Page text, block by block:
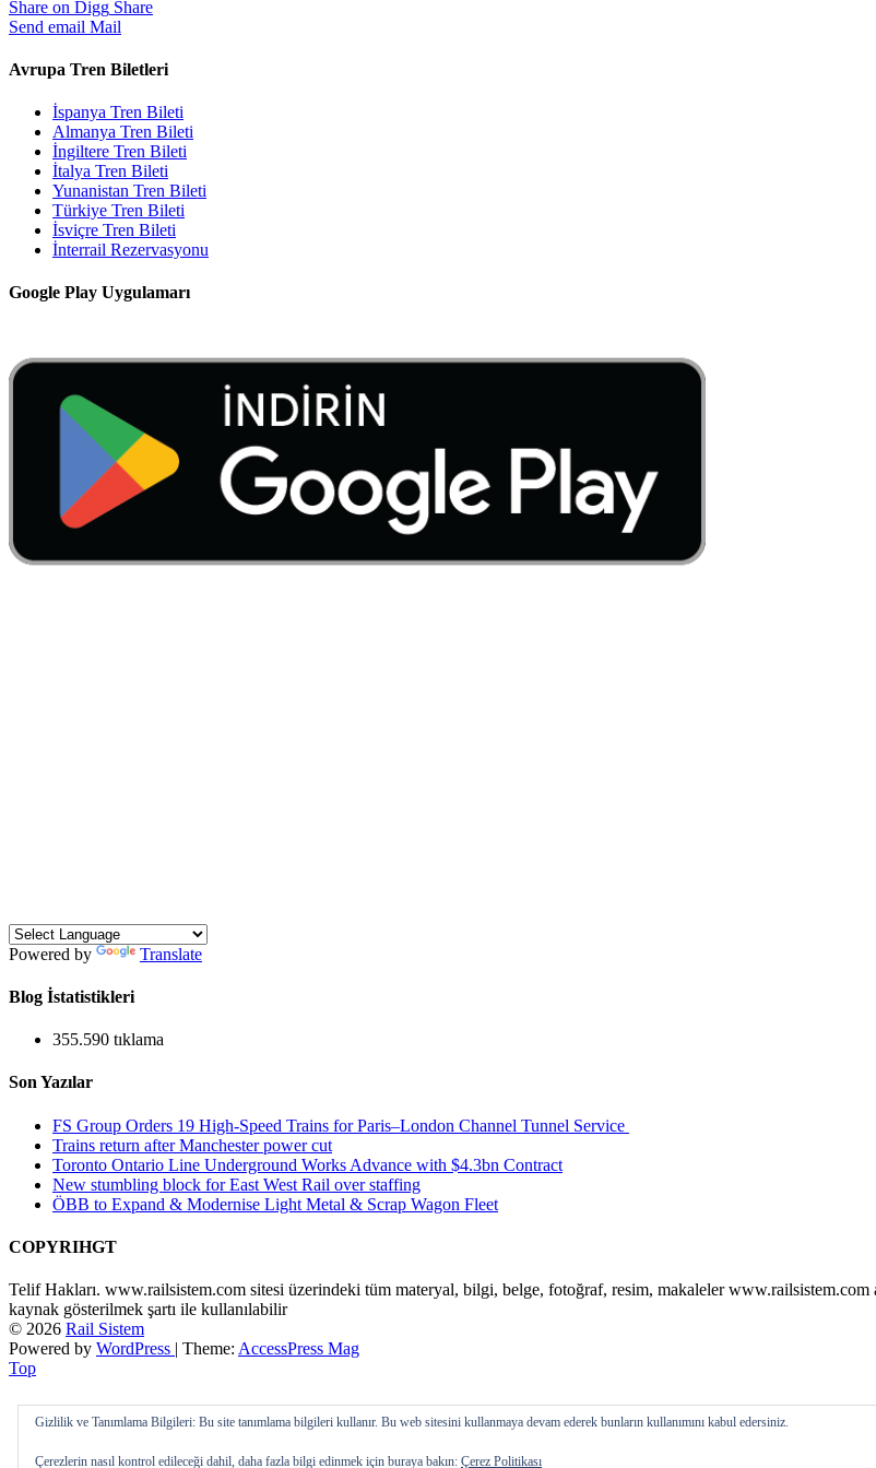
Share on Digg Share
Send email Mail
Avrupa Tren Biletleri
İspanya Tren Bileti
Almanya Tren Bileti
İngiltere Tren Bileti
İtalya Tren Bileti
Yunanistan Tren Bileti
Türkiye Tren Bileti
İsviçre Tren Bileti
İnterrail Rezervasyonu
Google Play Uygulamarı
Powered by Translate
Blog İstatistikleri
355.590 tıklama
Son Yazılar
FS Group Orders 19 High-Speed Trains for Paris–London Channel Tunnel Service
Trains return after Manchester power cut
Toronto Ontario Line Underground Works Advance with $4.3bn Contract
New stumbling block for East West Rail over staffing
ÖBB to Expand & Modernise Light Metal & Scrap Wagon Fleet
COPYRIHGT
Telif Hakları. www.railsistem.com sitesi üzerindeki tüm materyal, bilgi, belge, fotoğraf, resim, makaleler
kaynak gösterilmek şartı ile kullanılabilir
© 2026 Rail Sistem
Powered by WordPress | Theme: AccessPress Mag
Top
Gizlilik ve Tanımlama Bilgileri: Bu site tanımlama bilgileri kullanır. Bu web sitesini kullanmaya devam ederek bunların kullanımını kabul edersiniz.
Çerezlerin nasıl kontrol edileceği dahil, daha fazla bilgi edinmek için buraya bakın: Çerez Politikası